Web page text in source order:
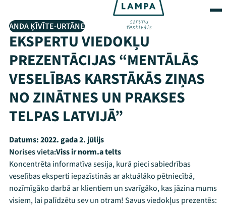
ANDA ĶĪVĪTE-URTĀNE
EKSPERTU VIEDOKĻU
PREZENTĀCIJAS “MENTĀLĀS
VESELĪBAS KARSTĀKĀS ZIŅAS
NO ZINĀTNES UN PRAKSES
TELPAS LATVIJĀ”
Datums:2022. gada 2. jūlijs
Norises vieta:Viss ir norm.a telts
Koncentrēta informatīva sesija, kurā pieci sabiedrības
veselības eksperti iepazīstinās ar aktuālāko pētniecībā,
nozīmīgāko darbā ar klientiem un svarīgāko, kas jāzina mums
visiem, lai palīdzētu sev un otram! Savus viedokļus prezentēs: